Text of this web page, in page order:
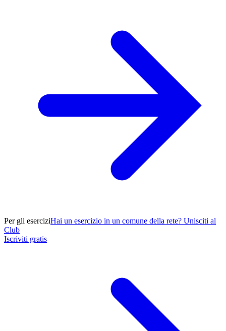
Per gli eserciziHai un esercizio in un comune della rete? Unisciti al
Club
Iscriviti gratis